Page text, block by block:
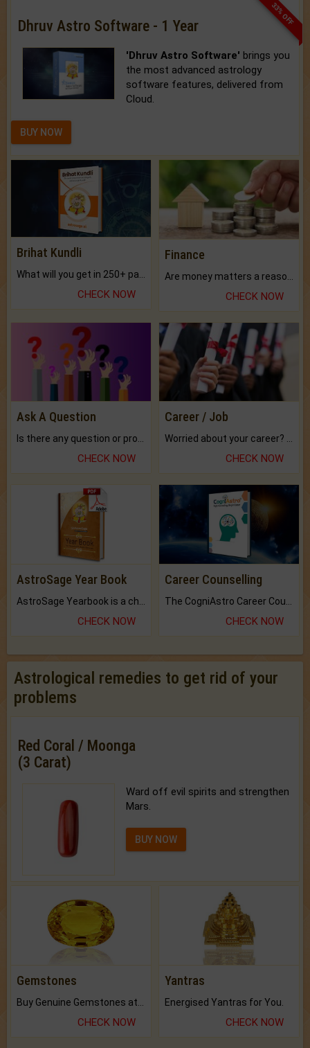
33% OFF
Dhruv Astro Software - 1 Year
'Dhruv Astro Software' brings you
the most advanced astrology
software features, delivered from
Cloud.
BUY NOW
Brihat Kundli
CHECK NOW
Finance
CHECK NOW
Ask A Question
CHECK NOW
Career / Job
CHECK NOW
AstroSage Year Book
CHECK NOW
Career Counselling
CHECK NOW
Astrological remedies to get rid of your
problems
Red Coral / Moonga
(3 Carat)
Ward off evil spirits and strengthen
Mars.
BUY NOW
Gemstones
CHECK NOW
Yantras
Energised Yantras for You.
CHECK NOW